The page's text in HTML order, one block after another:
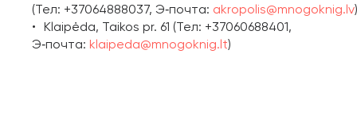
(Тел: +37064888037, Э‑почта: akropolis@mnogoknig.lv)
Klaipėda, Taikos pr. 61 (Тел: +37060688401,
Э‑почта: klaipeda@mnogoknig.lt)